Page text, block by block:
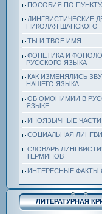
ПОСОБИЯ ПО
ЛИНГВИСТИЧЕСКИЕ
НИКОЛАЯ ШАНСКОГО
ТЫ И ТВОЕ ИМЯ
ФОНЕТИКА И
РУССКОГО ЯЗЫКА
КАК ИЗМЕНЯЛИСЬ
НАШЕГО ЯЗЫКА
ОБ ОМОНИМИИ В
ЯЗЫКЕ
ИНОЯЗЫЧНЫЕ
СОЦИАЛЬНАЯ
СЛОВАРЬ
ТЕРМИНОВ
ИНТЕРЕСНЫЕ ФАКТЫ
ЛИТЕРАТУРНАЯ